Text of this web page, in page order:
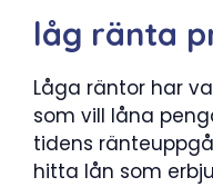
låg ränta
Låga räntor har
som vill låna
tidens
hitta lån som